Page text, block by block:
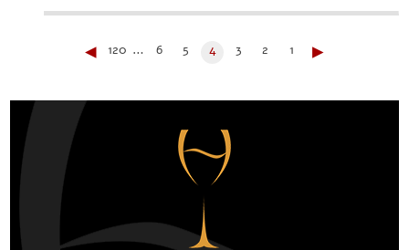
▸
1
2
3
4
5
6
…
120
◂